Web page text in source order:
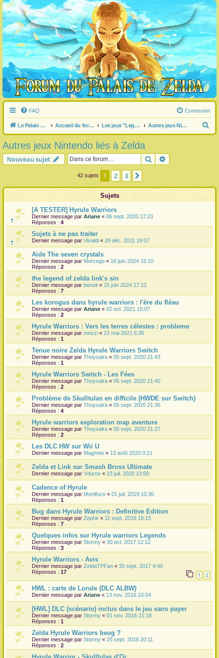
FAQ Connexion
Le Palais de Zelda Accueil du forum Les jeux "Legend of Zelda" Autres jeux Nintendo liés à Zelda
e
Autres jeux Nintendo liés à Zelda
Nouveau sujet Rechercher
42 sujets 1 2 3
Sujets
[A TESTER] Hyrule Warriors
Dernier message par Ariane « 06 sept. 2020 17:23
Réponses : 4
Sujets à ne pas traiter
Dernier message par Vivaldi « 28 déc. 2011 19:07
Aide The seven crystals
Dernier message par Morcego « 16 juin 2024 15:10
Réponses : 2
the legend of zelda link's sin
Dernier message par benoit « 15 juin 2024 17:12
Réponses : 7
Les korogus dans hyrule warriors : l'ère du fléau
Dernier message par Ariane « 02 oct. 2021 15:07
Réponses : 2
Hyrule Warriors : Vers les terres célestes : probleme
Dernier message par mezzi « 23 mai 2021 6:35
Réponses : 1
Tenue noire Zelda Hyrule Warriors Switch
Dernier message par Thoysalra « 05 sept. 2020 21:43
Réponses : 1
Hyrule Warriors Switch - Les Fées
Dernier message par Thoysalra « 05 sept. 2020 21:40
Réponses : 2
Problème de Skulltulas en difficile (HWDE sur Switch)
Dernier message par Thoysalra « 05 sept. 2020 21:36
Réponses : 4
Hyrule warriors exploration map aventure
Dernier message par Thoysalra « 05 sept. 2020 21:27
Réponses : 2
Les DLC HW sur Wii U
Dernier message par Magmeo « 13 août 2020 0:21
Zelda et Link sur Smash Bross Ultimate
Dernier message par Yduros « 23 juil. 2020 13:00
Cadence of Hyrule
Dernier message par Mortifuce « 01 juil. 2019 10:30
Réponses : 1
Bug dans Hyrule Warriors : Definitive Edition
Dernier message par Zephir « 11 sept. 2018 18:15
Réponses : 7
Quelques infos sur Hyrule warriors Legends
Dernier message par Stormy « 30 oct. 2017 12:12
Réponses : 3
Hyrule Warriors - Avis
Dernier message par ZeldaTPFan « 30 sept. 2017 4:40
Réponses : 17 1 2
HWL : carte de Lorule (DLC ALBW)
Dernier message par Ariane « 13 nov. 2016 10:04
[HWL] DLC (scénario) inclus dans le jeu sans payer
Dernier message par Stormy « 01 nov. 2016 21:18
Réponses : 1
Zelda Hyrule Warriors beug ?
Dernier message par Stormy « 25 sept. 2016 20:11
Réponses : 2